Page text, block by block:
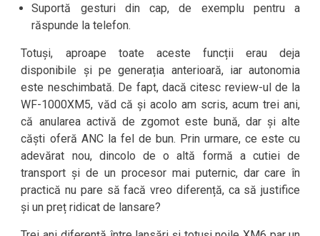
Suportă gesturi din cap, de exemplu pentru a
răspunde la telefon.
Totuși, aproape toate aceste funcții erau deja
disponibile și pe generația anterioară, iar autonomia
este neschimbată. De fapt, dacă citesc review-ul de la
WF-1000XM5, văd că și acolo am scris, acum trei ani,
că anularea activă de zgomot este bună, dar și alte
căști oferă ANC la fel de bun. Prin urmare, ce este cu
adevărat nou, dincolo de o altă formă a cutiei de
transport și de un procesor mai puternic, dar care în
practică nu pare să facă vreo diferență, ca să justifice
și un preț ridicat de lansare?